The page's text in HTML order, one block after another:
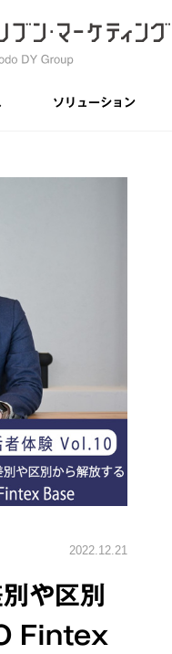
ソリューション
2022.12.21
や区別
Fintex